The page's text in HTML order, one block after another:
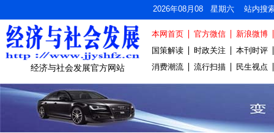
2026年08月08 星期六 站内搜
经济与社会发展官方网站
本网首页 官方微信
新浪微博
国策解读
时政关注
本刊时评
消费潮流
流行扫描 民生视点